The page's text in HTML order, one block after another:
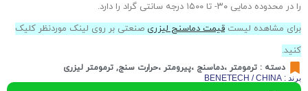
را در محدوده دمایی ۳۰- تا ۱۵۰۰ درجه سانتی گراد را دارد.
برای مشاهده لیست قیمت دماسنج لیزری صنعتی بر روی لینک موردنظر کلیک
کنید.
دسته : ترمومتر ،دماسنج ،پیرومتر ،حرارت سنج, ترمومتر لیزری
برند : BENETECH / CHINA